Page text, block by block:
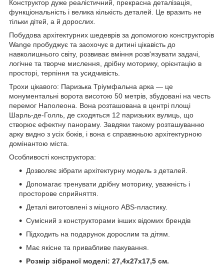
Конструктор дуже реалістичний, прекрасна деталізація,
функціональність і велика кількість деталей. Це вразить не
тільки дітей, а й дорослих.
Побудова архітектурних шедеврів за допомогою конструкторів
Wange пробуджує та заохочує в дитині цікавість до
навколишнього світу, розвиває вміння розв'язувати задачі,
логічне та творче мислення, дрібну моторику, орієнтацію в
просторі, терпіння та усидчивість.
Трохи цікавого: Паризька Тріумфальна арка — це
монументальні ворота висотою 50 метрів, збудовані на честь
перемог Наполеона. Вона розташована в центрі площі
Шарль-де-Голль, де сходяться 12 паризьких вулиць, що
створює ефектну панораму. Завдяки такому розташуванню
арку видно з усіх боків, і вона є справжньою архітектурною
домінантою міста.
Особливості конструктора:
Дозволяє зібрати архітектурну модель з деталей.
Допомагає тренувати дрібну моторику, уважність і
просторове сприйняття.
Деталі виготовлені з міцного ABS-пластику.
Сумісний з конструкторами інших відомих брендів
Підходить на подарунок дорослим та дітям.
Має якісне та привабливе пакування.
Розмір зібраної моделі: 27,4х27х17,5 см.